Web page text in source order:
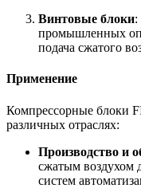
Винтовые блоки:
промышленных
подача сжатого
Применение
Компрессорные блоки
различных отраслях:
Производство и
сжатым воздухом
систем